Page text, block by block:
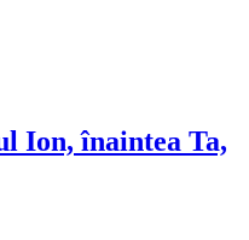
Ion, înaintea Ta,